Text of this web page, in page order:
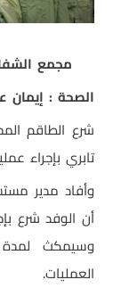
مجمع
الصحة : إيمان
شرع الطاقم
تابري بإجراء
وأفاد مدير
أن الوفد شرع
وسيمكث
العمليات.